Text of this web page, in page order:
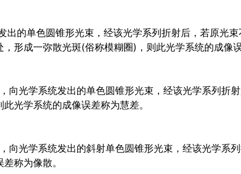
的单色圆锥形光束，经该光学系列折射后，若原光束
形成一弥散光斑(俗称模糊圈)，则此光学系统的成像误
光学系统发出的单色圆锥形光束，经该光学系列折
光学系统的成像误差称为慧差。
光学系统发出的斜射单色圆锥形光束，经该光学系
称为像散。